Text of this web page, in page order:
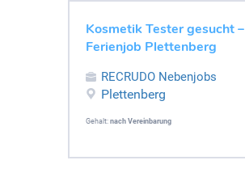
Kosmetik Tester gesucht –
Ferienjob Plettenberg
RECRUDO Nebenjobs
Plettenberg
Gehalt: nach Vereinbarung